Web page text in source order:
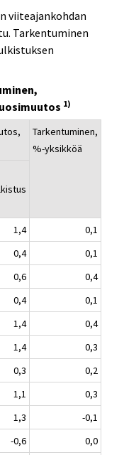
viiteajankohdan
Tarkentuminen
1)
Tarkentuminen,
%-yksikköä
1,4
0,1
0,4
0,1
0,6
0,4
0,4
0,1
1,4
0,4
1,4
0,3
0,3
0,2
1,1
0,3
1,3
-0,1
-0,6 0,0